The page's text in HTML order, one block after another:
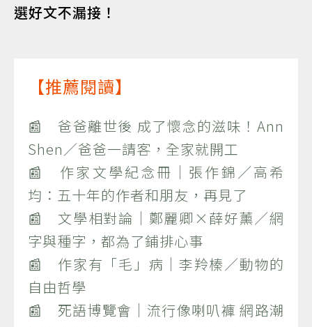
選好文不漏接！
【推薦閱讀】
📰 爸爸離世後 成了懷念的滋味！Ann
Shen／爸爸一請客，全家就開工
📰 作家文學紀念冊｜張作錦／高希
均：五十年的作者和朋友，再見了
📰 文學相對論｜鄭麗卿×薛好薰／網
字與種字，都為了鋪排心事
📰 作家有「毛」病｜李羚榛／動物的
自由哲學
📰 死語博覽會｜流行像喇叭褲 網路潮